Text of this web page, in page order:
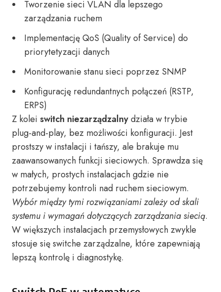
Tworzenie sieci VLAN dla lepszego
zarządzania ruchem
Implementację QoS (Quality of Service) do
priorytetyzacji danych
Monitorowanie stanu sieci poprzez SNMP
Konfigurację redundantnych połączeń (RSTP,
ERPS)
Z kolei switch niezarządzalnydziała w trybie
plug-and-play, bez możliwości konfiguracji. Jest
prostszy w instalacji i tańszy, ale brakuje mu
zaawansowanych funkcji sieciowych. Sprawdza się
w małych, prostych instalacjach gdzie nie
potrzebujemy kontroli nad ruchem sieciowym.
Wybór między tymi rozwiązaniami zależy od skali
systemu i wymagań dotyczących zarządzania siecią.
W większych instalacjach przemysłowych zwykle
stosuje się switche zarządzalne, które zapewniają
lepszą kontrolę i diagnostykę.